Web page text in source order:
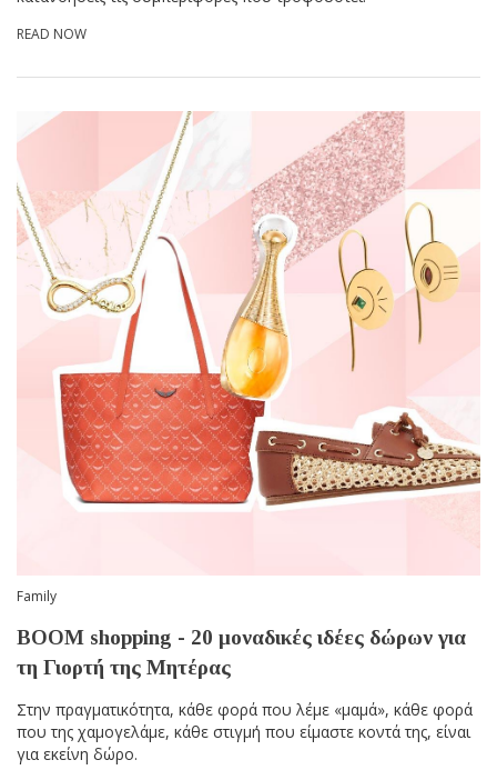
READ NOW
Family
BOOM shopping - 20 μοναδικές ιδέες δώρων για
τη Γιορτή της Μητέρας
Στην πραγματικότητα, κάθε φορά που λέμε «μαμά», κάθε φορά
που της χαμογελάμε, κάθε στιγμή που είμαστε κοντά της, είναι
για εκείνη δώρο.